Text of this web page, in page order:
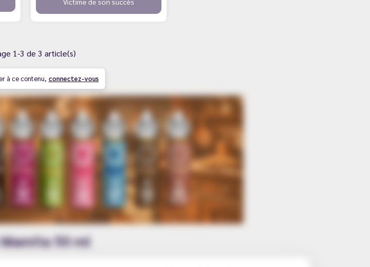
1-3 de 3 article(s)
à ce contenu, connectez-vous
50 ml